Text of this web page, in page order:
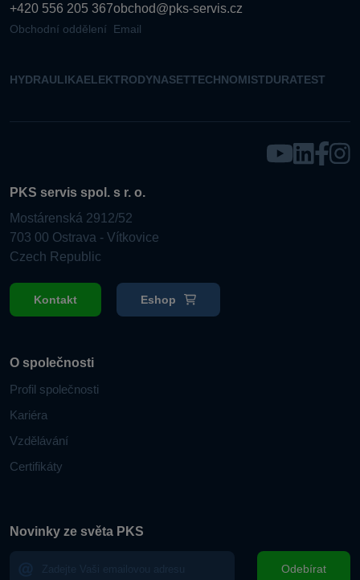
+420 556 205 367
Obchodní oddělení
obchod@pks-servis.cz
Email
HYDRAULIKAELEKTRODYNASETTECHNOMISTDURATEST
PKS servis spol. s r. o.
Mostárenská 2912/52
703 00 Ostrava - Vítkovice
Czech Republic
Kontakt Eshop
O společnosti
Profil společnosti
Kariéra
Vzdělávání
Certifikáty
Novinky ze světa PKS
Odebírat